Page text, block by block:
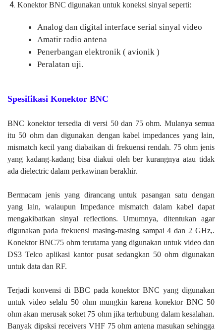
Konektor BNC digunakan untuk koneksi sinyal seperti:
Analog dan digital interface serial sinyal video
Amatir radio antena
Penerbangan elektronik ( avionik )
Peralatan uji.
Spesifikasi Konektor BNC
BNC konektor tersedia di versi 50 dan 75 ohm. Mulanya semua
itu 50 ohm dan digunakan dengan kabel impedances yang lain,
mismatch kecil yang diabaikan di frekuensi rendah. 75 ohm jenis
yang kadang-kadang bisa diakui oleh ber kurangnya atau tidak
ada dielectric dalam perkawinan berakhir.
Bermacam jenis yang dirancang untuk pasangan satu dengan
yang lain, walaupun Impedance mismatch dalam kabel dapat
mengakibatkan sinyal reflections. Umumnya, ditentukan agar
digunakan pada frekuensi masing-masing sampai 4 dan 2 GHz,.
Konektor BNC75 ohm terutama yang digunakan untuk video dan
DS3 Telco aplikasi kantor pusat sedangkan 50 ohm digunakan
untuk data dan RF.
Terjadi konvensi di BBC pada konektor BNC yang digunakan
untuk video selalu 50 ohm mungkin karena konektor BNC 50
ohm akan merusak soket 75 ohm jika terhubung dalam kesalahan.
Banyak dipsksi receivers VHF 75 ohm antena masukan sehingga